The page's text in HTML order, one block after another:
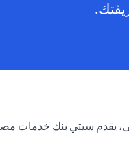
يقدم سيتي بنك